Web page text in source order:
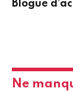
Blogue
Ne